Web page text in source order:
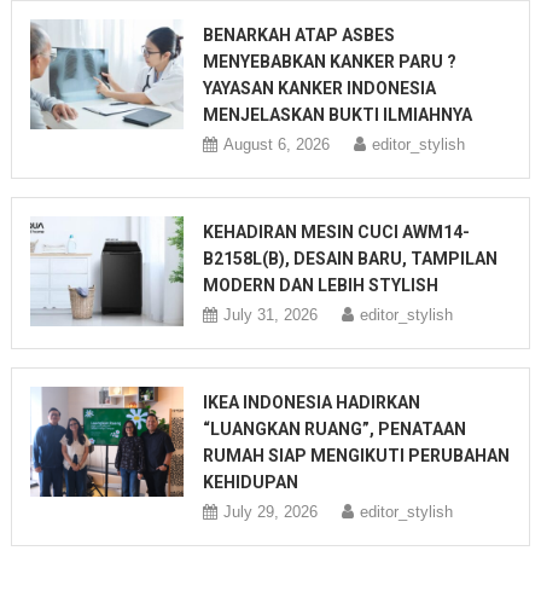
BENARKAH ATAP ASBES
MENYEBABKAN KANKER PARU ?
YAYASAN KANKER INDONESIA
MENJELASKAN BUKTI ILMIAHNYA
August 6, 2026 editor_stylish
KEHADIRAN MESIN CUCI AWM14-
B2158L(B), DESAIN BARU, TAMPILAN
MODERN DAN LEBIH STYLISH
July 31, 2026 editor_stylish
IKEA INDONESIA HADIRKAN
“LUANGKAN RUANG”, PENATAAN
RUMAH SIAP MENGIKUTI PERUBAHAN
KEHIDUPAN
July 29, 2026 editor_stylish